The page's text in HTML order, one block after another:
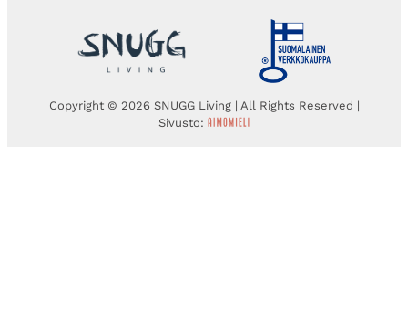
Copyright © 2026 SNUGG Living | All Rights Reserved |
Sivusto: